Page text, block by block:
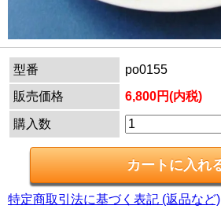
型番
po0155
販売価格
6,800円(内税)
購入数
特定商取引法に基づく表記 (返品など)